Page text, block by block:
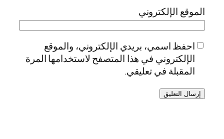
الموقع الإلكتروني
احفظ اسمي، بريدي الإلكتروني، والموقع
الإلكتروني في هذا المتصفح لاستخدامها المرة
المقبلة في تعليقي.